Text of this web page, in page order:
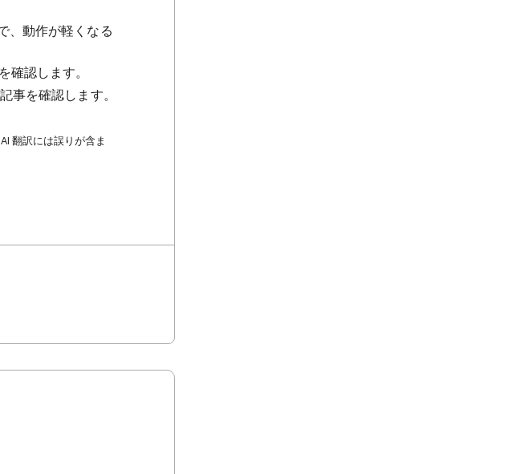
、動作が軽くなる
確認します。
事を確認します。
翻訳には誤りが含ま